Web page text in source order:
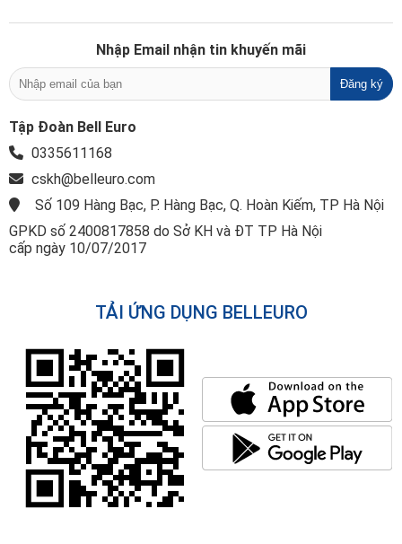
Nhập Email nhận tin khuyến mãi
Tập Đoàn Bell Euro
0335611168
cskh@belleuro.com
Số 109 Hàng Bạc, P. Hàng Bạc, Q. Hoàn Kiếm, TP Hà Nội
GPKD số 2400817858 do Sở KH và ĐT TP Hà Nội
cấp ngày 10/07/2017
TẢI ỨNG DỤNG BELLEURO